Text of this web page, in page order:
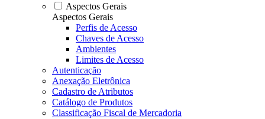
Aspectos Gerais
Aspectos Gerais
Perfis de Acesso
Chaves de Acesso
Ambientes
Limites de Acesso
Autenticação
Anexação Eletrônica
Cadastro de Atributos
Catálogo de Produtos
Classificação Fiscal de Mercadoria